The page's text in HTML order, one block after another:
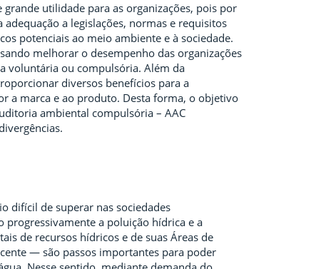
utilidade para as organizações, pois por
a legislações, normas e requisitos
potenciais ao meio ambiente e à sociedade.
melhorar o desempenho das organizações
voluntária ou compulsória. Além da
diversos benefícios para a
a marca e ao produto. Desta forma, o objetivo
ambiental compulsória – AAC
difícil de superar nas sociedades
progressivamente a poluição hídrica e a
de recursos hídricos e de suas Áreas de
— são passos importantes para poder